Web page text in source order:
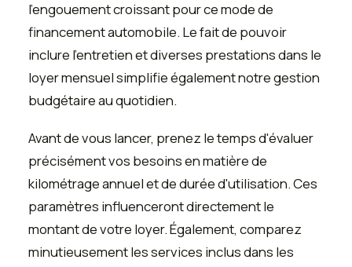
l'engouement croissant pour ce mode de
financement automobile. Le fait de pouvoir
inclure l'entretien et diverses prestations dans le
loyer mensuel simplifie également notre gestion
budgétaire au quotidien.
Avant de vous lancer, prenez le temps d'évaluer
précisément vos besoins en matière de
kilométrage annuel et de durée d'utilisation. Ces
paramètres influenceront directement le
montant de votre loyer. Également, comparez
minutieusement les services inclus dans les